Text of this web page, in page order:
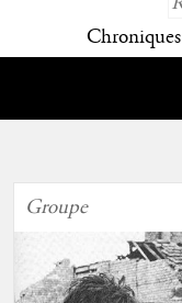
Chroniques
Groupe